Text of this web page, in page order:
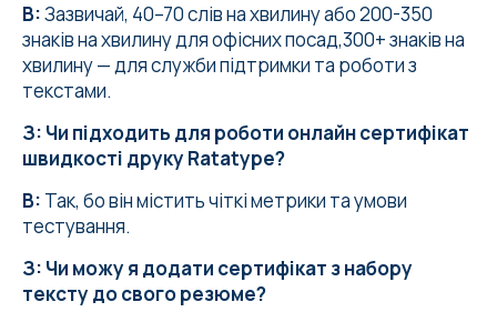
В:Зазвичай, 40–70 слів на хвилину або 200-350
знаків на хвилину для офісних посад,300+ знаків на
хвилину — для служби підтримки та роботи з
текстами.
З: Чи підходить для роботи онлайн сертифікат
швидкості друку Ratatype?
В: Так, бо він містить чіткі метрики та умови
тестування.
З: Чи можу я додати сертифікат з набору
тексту до свого резюме?